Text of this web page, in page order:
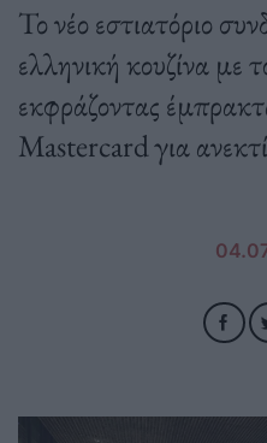
Το νέο εστιατόριο
ελληνική κουζίνα με
εκφράζοντας
Mastercard για